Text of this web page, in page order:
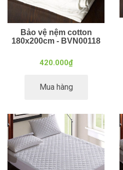
Bảo vệ nệm cotton
180x200cm - BVN00118
420.000₫
Mua hàng